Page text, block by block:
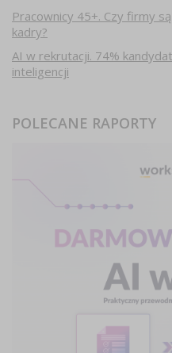
Pracownicy 45+. Czy firmy
kadry?
AI w rekrutacji. 74%
inteligencji
POLECANE RAPORTY